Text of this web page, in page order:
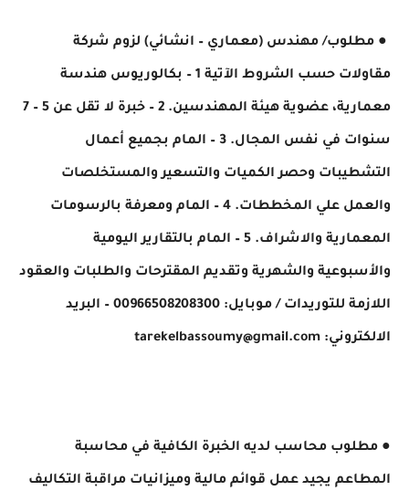
● مطلوب/ مهندس (معماري – انشائي) لزوم شركة
مقاولات حسب الشروط الآتية 1 – بكالوريوس هندسة
معمارية، عضوية هيئة المهندسين. 2 – خبرة لا تقل عن 5 – 7
سنوات في نفس المجال. 3 – المام بجميع أعمال
التشطيبات وحصر الكميات والتسعير والمستخلصات
والعمل علي المخططات. 4 – المام ومعرفة بالرسومات
المعمارية والاشراف. 5 – المام بالتقارير اليومية
والأسبوعية والشهرية وتقديم المقترحات والطلبات والعقود
اللازمة للتوريدات ​/ موبايل: 00966508208300 – البريد
الالكتروني: tarekelbassoumy@gmail.com
● مطلوب محاسب لديه الخبرة الكافية في محاسبة
المطاعم يجيد عمل قوائم مالية وميزانيات مراقبة التكاليف